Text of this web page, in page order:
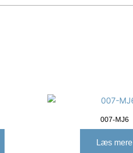
007-MJ6
Læs mere